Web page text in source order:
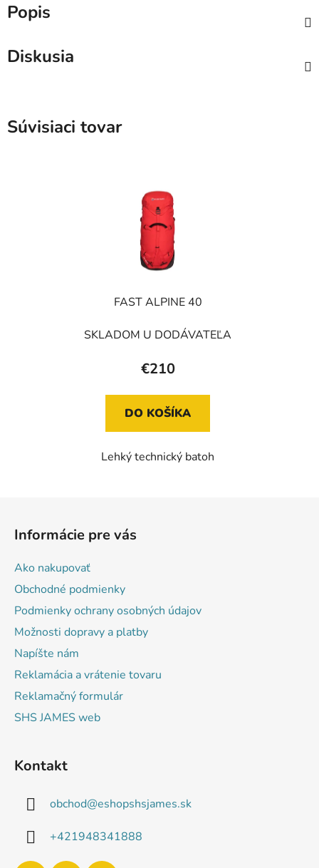
Popis
Diskusia
Súvisiaci tovar
FAST ALPINE 40
SKLADOM U DODÁVATEĽA
€210
DO KOŠÍKA
Lehký technický batoh
Informácie pre vás
Ako nakupovať
Obchodné podmienky
Podmienky ochrany osobných údajov
Možnosti dopravy a platby
Napíšte nám
Reklamácia a vrátenie tovaru
Reklamačný formulár
SHS JAMES web
Kontakt
obchod@eshopshsjames.sk
+421948341888